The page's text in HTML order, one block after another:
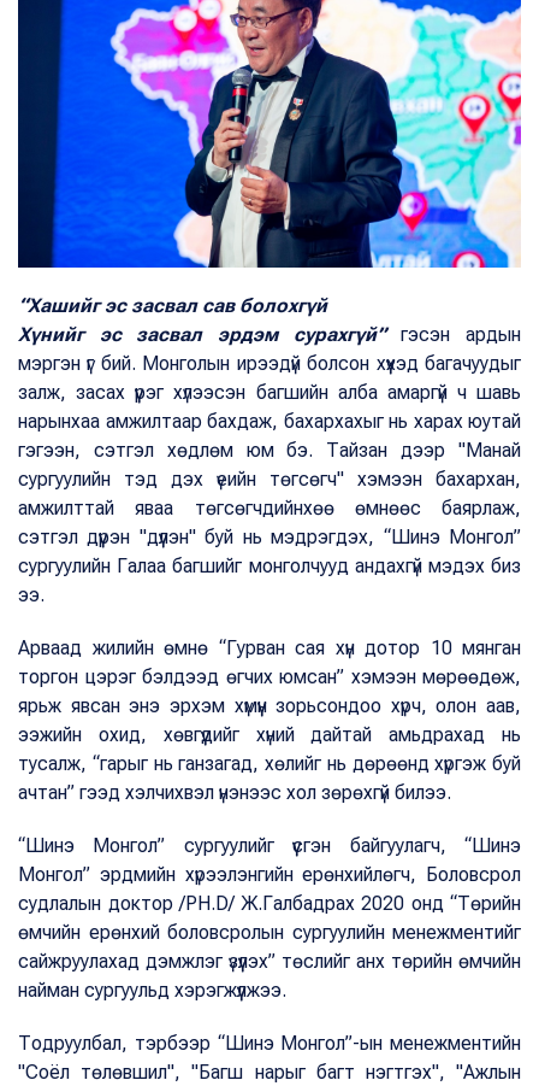
“Хашийг эс засвал сав болохгүй
Хүнийг эс засвал эрдэм сурахгүй”
гэсэн ардын
мэргэн үг бий. Монголын ирээдүй болсон хүүхэд багачуудыг
залж, засах үүрэг хүлээсэн багшийн алба амаргүй ч шавь
нарынхаа амжилтаар бахдаж, бахархахыг нь харах юутай
гэгээн, сэтгэл хөдлөм юм бэ. Тайзан дээр "Манай
сургуулийн тэд дэх үеийн төгсөгч" хэмээн бахархан,
амжилттай яваа төгсөгчдийнхөө өмнөөс баярлаж,
сэтгэл дүүрэн "дүүлэн" буй нь мэдрэгдэх, “Шинэ Монгол”
сургуулийн Галаа багшийг монголчууд андахгүй мэдэх биз
ээ.
Арваад жилийн өмнө “Гурван сая хүн дотор 10 мянган
торгон цэрэг бэлдээд өгчих юмсан” хэмээн мөрөөдөж,
ярьж явсан энэ эрхэм хүмүүн зорьсондоо хүрч, олон аав,
ээжийн охид, хөвгүүдийг хүний дайтай амьдрахад нь
тусалж, “гарыг нь ганзагад, хөлийг нь дөрөөнд хүргэж буй
ачтан” гээд хэлчихвэл үнэнээс хол зөрөхгүй билээ.
“Шинэ Монгол” сургуулийг үүсгэн байгуулагч, “Шинэ
Монгол” эрдмийн хүрээлэнгийн ерөнхийлөгч, Боловсрол
судлалын доктор /PH.D/ Ж.Галбадрах 2020 онд “Төрийн
өмчийн ерөнхий боловсролын сургуулийн менежментийг
сайжруулахад дэмжлэг үзүүлэх” төслийг анх төрийн өмчийн
найман сургуульд хэрэгжүүлжээ.
Тодруулбал, тэрбээр “Шинэ Монгол”-ын менежментийн
"Соёл төлөвшил", "Багш нарыг багт нэгтгэх", "Ажлын